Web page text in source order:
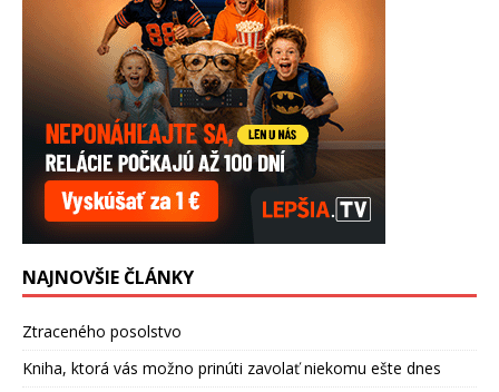
NAJNOVŠIE ČLÁNKY
Ztraceného posolstvo
Kniha, ktorá vás možno prinúti zavolať niekomu ešte dnes